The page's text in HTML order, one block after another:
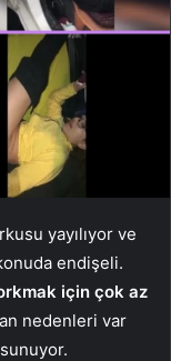
yayılıyor ve
endişeli.
için çok az
nedenleri var